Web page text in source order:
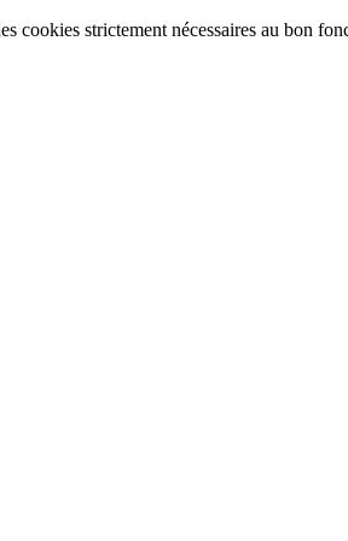
cookies strictement nécessaires au bon